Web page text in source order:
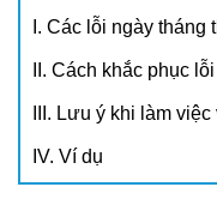
I. Các lỗi ngày tháng
II. Cách khắc phục
III. Lưu ý khi làm
IV. Ví dụ